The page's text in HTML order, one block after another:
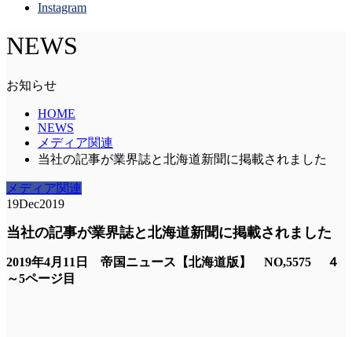
Instagram
NEWS
お知らせ
HOME
NEWS
メディア関連
当社の記事が業界誌と北海道新聞に掲載されました
メディア関連
19Dec2019
当社の記事が業界誌と北海道新聞に掲載されました
2019年4月11日 帝国ニュース【北海道版】 NO,5575 ４
～5ページ目